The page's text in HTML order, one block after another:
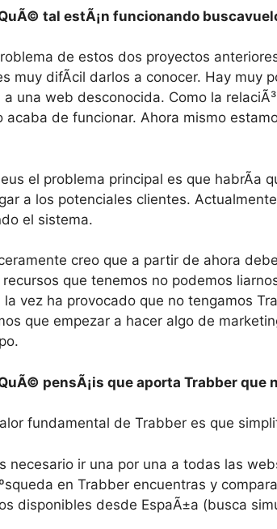
tal estÃ¡n funcionando
de estos dos proyectos
muy difÃ­cil darlos a conocer. Hay muy
a una web desconocida. Como la
acaba de funcionar. Ahora mismo
el problema principal es que habrÃ­a
a los potenciales clientes.
el sistema.
creo que a partir de ahora
recursos que tenemos no podemos
la vez ha provocado que no tengamos
que empezar a hacer algo de
pensÃ¡is que aporta Trabber que
fundamental de Trabber es que
necesario ir una por una a todas las
en Trabber encuentras y
disponibles desde EspaÃ±a (busca